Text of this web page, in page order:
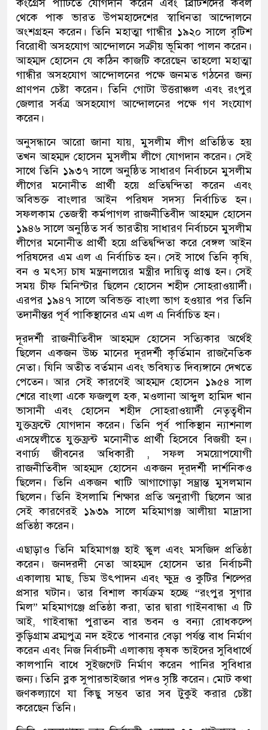
কংগ্রেস পার্টিতে যোগদান করেন এবং ব্রিটিশদের কবল
থেকে পাক ভারত উপমহাদেশের স্বাধিনতা আন্দোলনে
অংশগ্রহন করেন। তিনি মহাত্মা গান্ধীর ১৯২০ সালে বৃটিশ
বিরোধী অসহযোগ আন্দোলনে সক্রীয় ভূমিকা পালন করেন।
আহম্মদ হোসেন যে কঠিন কাজটি করেছেন তাহলো মহাত্মা
গান্ধীর অসহযোগ আন্দোলনের পক্ষে জনমত গঠনের জন্য
প্রাণপন চেষ্টা করেন। তিনি গোটা উত্তরাঞ্চল এবং রংপুর
জেলার সর্বত্র অসহযোগ আন্দোলনের পক্ষে গণ সংযোগ
করেন।
অনুসন্ধানে আরো জানা যায়, মুসলীম লীগ প্রতিষ্ঠিত হয়
তখন আহম্মদ হোসেন মুসলীম লীগে যোগদান করেন। সেই
সাথে তিনি ১৯৩৭ সালে অনুষ্ঠিত সাধারণ নির্বাচনে মুসলীম
লীগের মনোনীত প্রার্থী হয়ে প্রতিদ্বন্দিতা করেন এবং
অবিভক্ত বাংলার আইন পরিষদ সদস্য নির্বাচিত হন।
সফলকাম তেজস্বী কর্মপাগল রাজনীতিবীদ আহম্মদ হোসেন
১৯৪৬ সালে অনুষ্ঠিত সর্ব ভারতীয় সাধারণ নির্বাচনে মুসলীম
লীগের মনোনীত প্রার্থী হয়ে প্রতিদ্বন্দিতা করে বেঙ্গল আইন
পরিষদের এম এল এ নির্বাচিত হন। সেই সাথে তিনি কৃষি,
বন ও মৎস্য চাষ মন্ত্রনালয়ের মন্ত্রীর দায়িত্ব প্রাপ্ত হন। সেই
সময় চীফ মিনিস্টার ছিলেন হোসেন শহীদ সোহরাওয়ার্দী।
এরপর ১৯৪৭ সালে অবিভক্ত বাংলা ভাগ হওয়ার পর তিনি
তদানীন্তর পূর্ব পাকিস্থানের এম এল এ নির্বাচিত হন।
দূরদর্শী রাজনীতিবীদ আহম্মদ হোসেন সত্যিকার অর্থেই
ছিলেন একজন উচ্চ মানের দূরদর্শী কৃর্তিমান রাজনৈতিক
নেতা। যিনি অতীত বর্তমান এবং ভবিষ্যত দিব্যঙ্গানে দেখতে
পেতেন। আর সেই কারণেই আহম্মদ হোসেন ১৯৫৪ সাল
শেরে বাংলা একে ফজলুল হক, মওলানা আব্দুল হামিদ খান
ভাসানী এবং হোসেন শহীদ সোহরাওয়ার্দী নেতৃত্বধীন
যুক্তফ্রন্টে যোগদান করেন। তিনি পূর্ব পাকিস্থান ন্যাশনাল
এসম্বেলীতে যুক্তফ্রন্ট মনোনীত প্রার্থী হিসেবে বিজয়ী হন।
বণার্ঢ্য জীবনের অধিকারী , সফল সময়োপযোগী
রাজনীতিবীদ আহম্মদ হোসেন একজন দূরদর্শী দার্শনিকও
ছিলেন। তিনি একজন খাটি আগাগোড়া সম্ভ্রান্ত মুসলমান
ছিলেন। তিনি ইসলামি শিক্ষার প্রতি অনুরাগী ছিলেন আর
সেই কারণেরই ১৯৩৯ সালে মহিমাগঞ্জ আলীয়া মাদ্রাসা
প্রতিষ্ঠা করেন।
এছাড়াও তিনি মহিমাগঞ্জ হাই স্কুল এবং মসজিদ প্রতিষ্ঠা
করেন। জনদরদী নেতা আহম্মদ হোসেন তার নির্বাচনী
একালায় মাছ, ডিম উৎপাদন এবং ক্ষুদ্র ও কুটির শিল্পের
প্রসার ঘটান। তার বিশাল কার্যক্রম হচ্ছে “রংপুর সুগার
মিল” মহিমাগঞ্জে প্রতিষ্ঠা করা, তার দ্বারা গাইনবান্ধা এ টি
আই, গাইবান্ধা পুরাতন বার ভবন ও বন্যা রোধকল্পে
কুড়িগ্রাম ব্রম্মপুত্র নদ হইতে পাবনার বেড়া পর্যন্ত বাধ নির্মাণ
করেন এবং নিজ নির্বাচনী এলাকায় কৃষক ভাইদের সুবিধার্থে
কালপানি বাধে সুইজগেট নির্মাণ করেন পানির সুবিধার
জন্য। তিনি ব্লক সুপারভাইজার পদও সৃষ্টি করেন। মোট কথা
জণকল্যাণে যা কিছু সম্ভব তার সব টুকুই করার চেষ্টা
করেছেন তিনি।